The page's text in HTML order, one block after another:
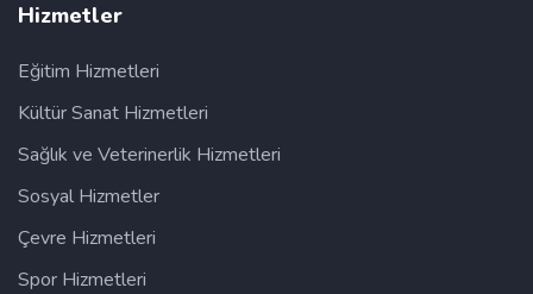
Hizmetler
Eğitim Hizmetleri
Kültür Sanat Hizmetleri
Sağlık ve Veterinerlik Hizmetleri
Sosyal Hizmetler
Çevre Hizmetleri
Spor Hizmetleri